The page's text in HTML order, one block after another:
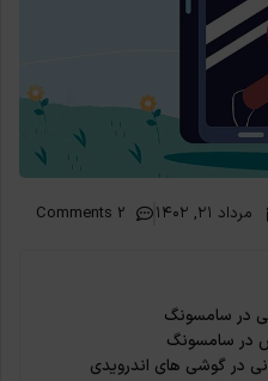
مرداد ۲۱, ۱۴۰۲ 2 Comments
در سامسونگ
در سامسونگ
در گوشی های اندرویدی